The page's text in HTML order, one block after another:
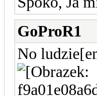
GoProR1
No